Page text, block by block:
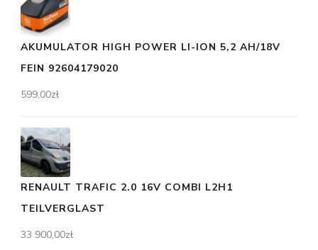
AKUMULATOR HIGH POWER LI-ION 5,2 AH/18V
FEIN 92604179020
599,00zł
RENAULT TRAFIC 2.0 16V COMBI L2H1
TEILVERGLAST
33 900,00zł